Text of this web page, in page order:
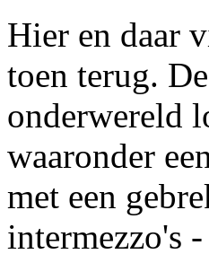
Hier en daar
toen terug.
onderwereld
waaronder
met een
intermezzo's